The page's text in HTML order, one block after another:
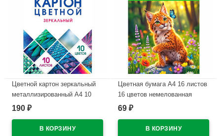
Цветной картон зеркальный
металлизированный А4 10
листов 10 цветов
Мозаика в папке
190 ₽
Цветная бумага А4 16 листов
16 цветов немелованная
двухсторонняя Hatber
арт.16Бц4_36117
69 ₽